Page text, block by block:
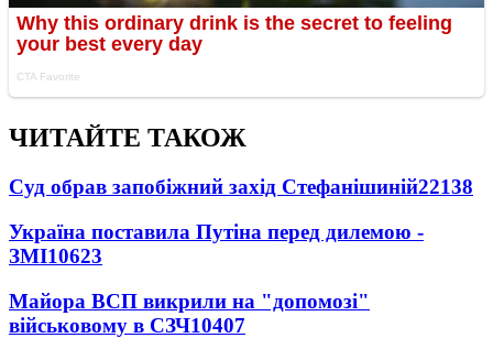
ЧИТАЙТЕ ТАКОЖ
Суд обрав запобіжний захід Стефанішиній22138
Україна поставила Путіна перед дилемою -
ЗМІ10623
Майора ВСП викрили на "допомозі"
військовому в СЗЧ10407